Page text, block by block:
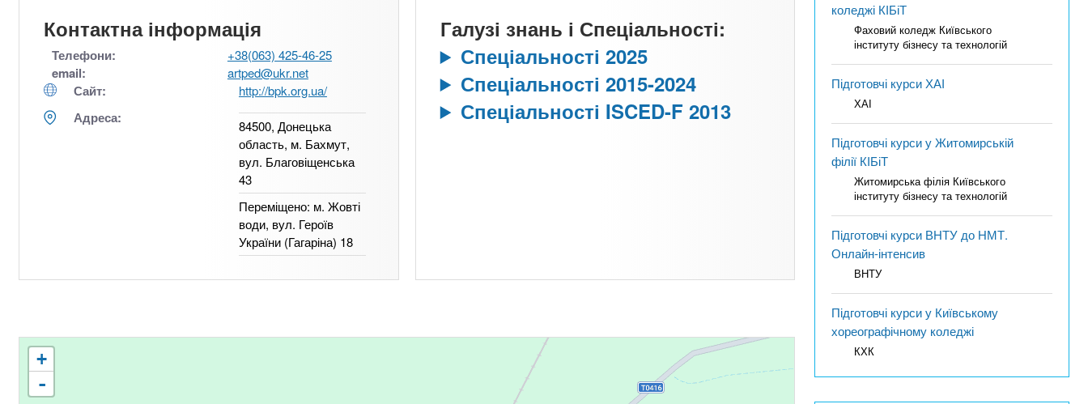
Контактна інформація
Телефони: +38(063) 425-46-25
email: artped@ukr.net
Сайт: http://bpk.org.ua/
Адреса:
84500, Донецька
область, м. Бахмут,
вул. Благовіщенська
43
Переміщено: м. Жовті
води, вул. Героїв
України (Гагаріна) 18
Галузі знань і Спеціальності:
Спеціальності 2025
Спеціальності 2015-2024
Спеціальності ISCED-F 2013
+
-
коледжі КІБіТ
Фаховий коледж Київського
інституту бізнесу та технологій
Підготовчі курси ХАІ
ХАІ
Підготовчі курси у Житомирській
філії КІБіТ
Житомирська філія Київського
інституту бізнесу та технологій
Підготовчі курси ВНТУ до НМТ.
Онлайн-інтенсив
ВНТУ
Підготовчі курси у Київському
хореографічному коледжі
КХК